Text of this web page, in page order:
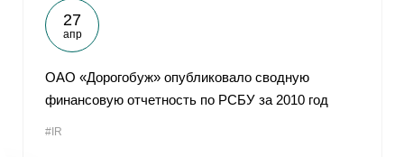
27
апр
ОАО «Дорогобуж» опубликовало сводную
финансовую отчетность по РСБУ за 2010 год
#IR